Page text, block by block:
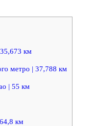
км
метро | 37,788 км
| 55 км
км